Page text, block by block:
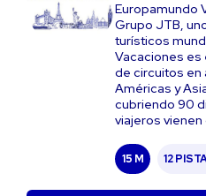
Europamundo
Grupo JTB,
turísticos
Vacaciones es
de circuitos en
Américas y
cubriendo 90
viajeros
15 M 12